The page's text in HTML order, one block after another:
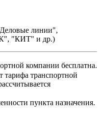
линии",
"КИТ" и др.)
компании бесплатна.
тарифа транспортной
пункта назначения.